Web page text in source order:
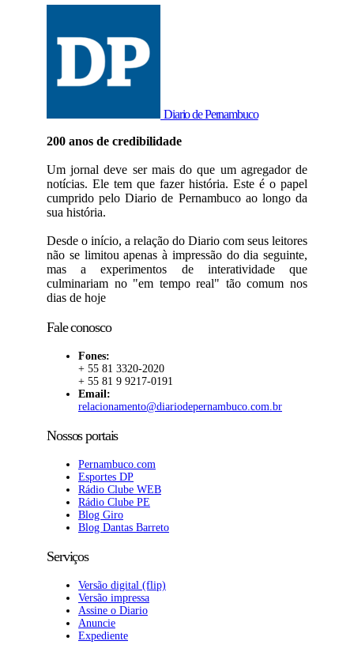
Diario de Pernambuco
200 anos de credibilidade
Um jornal deve ser mais do que um agregador de
notícias. Ele tem que fazer história. Este é o papel
cumprido pelo Diario de Pernambuco ao longo da
sua história.
Desde o início, a relação do Diario com seus leitores
não se limitou apenas à impressão do dia seguinte,
mas a experimentos de interatividade que
culminariam no "em tempo real" tão comum nos
dias de hoje
Fale conosco
Fones:
+ 55 81 3320-2020
+ 55 81 9 9217-0191
Email:
relacionamento@diariodepernambuco.com.br
Nossos portais
Pernambuco.com
Esportes DP
Rádio Clube WEB
Rádio Clube PE
Blog Giro
Blog Dantas Barreto
Serviços
Versão digital (flip)
Versão impressa
Assine o Diario
Anuncie
Expediente